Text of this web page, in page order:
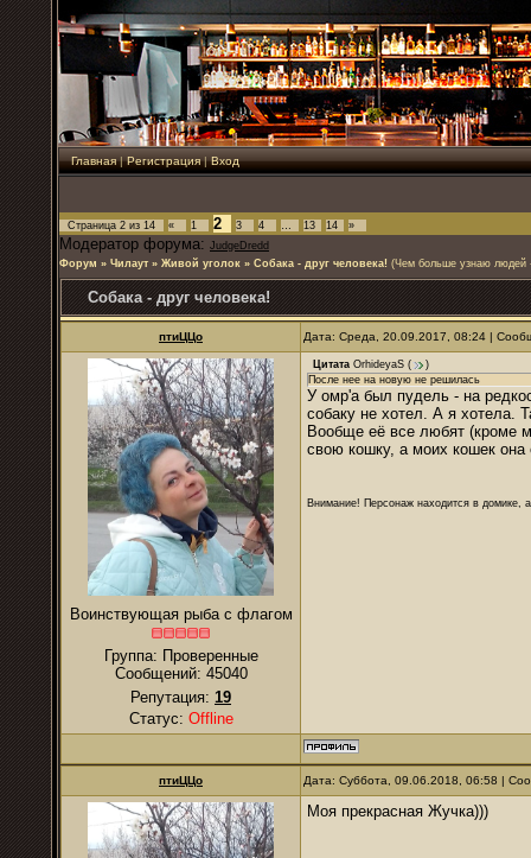
Главная|Регистрация|Вход
Страница 2 из 14 « 1 2 3 4 … 13 14 »
Модератор форума: JudgeDredd
Форум » Чилаут » Живой уголок » Собака - друг человека! (Чем больше узнаю людей
Собака - друг человека!
птиЦЦо Дата: Среда, 20.09.2017, 08:24 |
Воинствующая рыба с флагом
Группа: Проверенные
Сообщений: 45040
Репутация: 19
Статус: Offline
Цитата OrhideyaS (
)
После нее на новую не решилась
У омр'а был пудель - на
собаку не хотел. А я хотела.
Вообще её все любят (кроме
свою кошку, а моих кошек
Внимание! Персонаж находится в домике,
птиЦЦо Дата: Суббота, 09.06.2018, 06:58 |
Моя прекрасная Жучка)))